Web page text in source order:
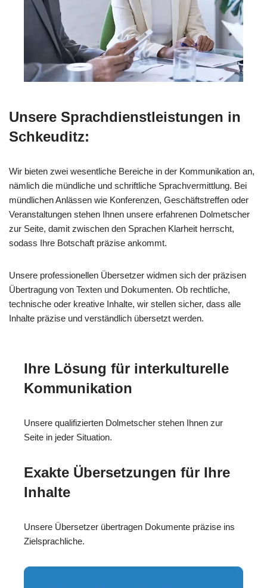
Unsere Sprachdienstleistungen in
Schkeuditz:
Wir bieten zwei wesentliche Bereiche in der Kommunikation an,
nämlich die mündliche und schriftliche Sprachvermittlung. Bei
mündlichen Anlässen wie Konferenzen, Geschäftstreffen oder
Veranstaltungen stehen Ihnen unsere erfahrenen Dolmetscher
zur Seite, damit zwischen den Sprachen Klarheit herrscht,
sodass Ihre Botschaft präzise ankommt.
Unsere professionellen Übersetzer widmen sich der präzisen
Übertragung von Texten und Dokumenten. Ob rechtliche,
technische oder kreative Inhalte, wir stellen sicher, dass alle
Inhalte präzise und verständlich übersetzt werden.
Ihre Lösung für interkulturelle
Kommunikation
Unsere qualifizierten Dolmetscher stehen Ihnen zur
Seite in jeder Situation.
Exakte Übersetzungen für Ihre
Inhalte
Unsere Übersetzer übertragen Dokumente präzise ins
Zielsprachliche.